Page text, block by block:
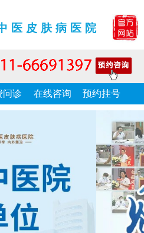
医皮肤病医院
问诊 在线咨询 预约挂号